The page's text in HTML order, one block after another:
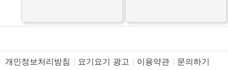
개인정보처리방침 요기요기 광고 이용약관 문의하기